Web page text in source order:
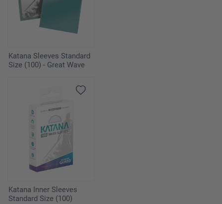
Katana Sleeves Standard
Size (100) - Great Wave
Katana Inner Sleeves
Standard Size (100)